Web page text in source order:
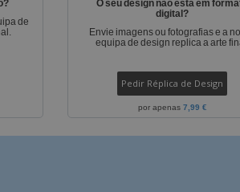
de
O seu design não está em
digital?
Envie imagens ou fotografias e a
equipa de design replica a arte
Pedir Réplica de Design
por apenas 7,99 €